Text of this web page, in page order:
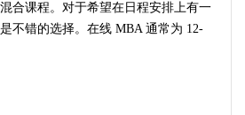
合课程。对于希望在日程安排上有一
不错的选择。在线 MBA 通常为 12-